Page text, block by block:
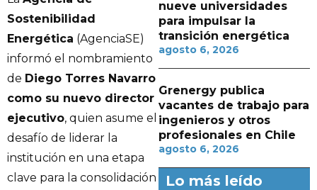
Sostenibilidad
Energética (AgenciaSE)
informó el nombramiento
de Diego Torres Navarro
como su nuevo director
ejecutivo, quien asume el
desafío de liderar la
institución en una etapa
clave para la consolidación
nueve universidades
para impulsar la
transición energética
agosto 6, 2026
Grenergy publica
vacantes de trabajo para
ingenieros y otros
profesionales en Chile
agosto 6, 2026
Lo más leído